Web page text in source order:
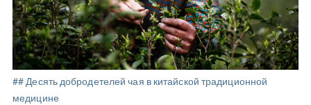
## Десять добродетелей чая в китайской традиционной
медицине